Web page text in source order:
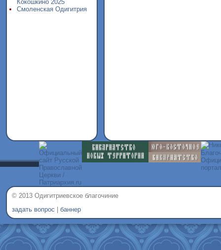
Кокошкино 2025
Смоленская Одигитрия
© 2013 Одигитриевское благочиние
задать вопрос
баннер